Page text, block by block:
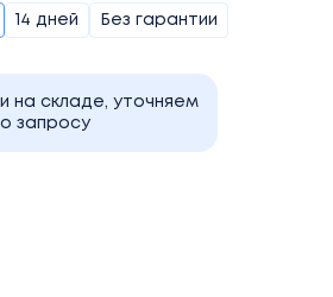
14 дней Без гарантии
на складе, уточняем
запросу